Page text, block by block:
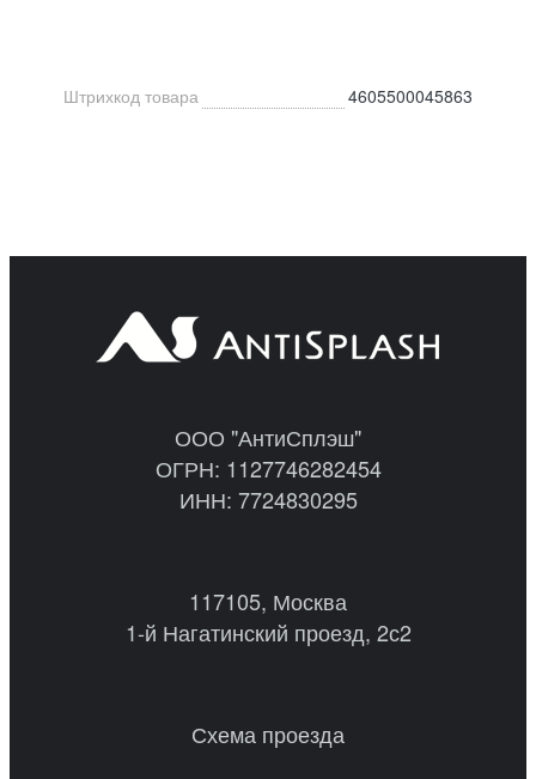
Штрихкод товара 4605500045863
ООО "АнтиСплэш"
ОГРН: 1127746282454
ИНН: 7724830295
117105, Москва
1-й Нагатинский проезд, 2с2
Схема проезда